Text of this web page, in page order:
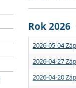
Strategie
Podpora
Učitelské
Rigorózní
Granty a
Rok 2026
2026-05-04
2026-04-27
2026-04-20